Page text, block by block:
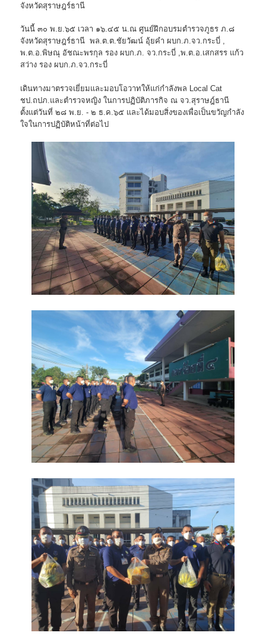
จังหวัดสุราษฎร์ธานี
️วันนี้ ๓๐ พ.ย.๖๕ เวลา ๑๖.๔๕ น.ณ ศูนย์ฝึกอบรมตำรวจภูธร ภ.๘
จังหวัดสุราษฎร์ธานี พล.ต.ต.ชัยวัฒน์ อุ้ยคำ ผบก.ภ.จว.กระบี่ ,
พ.ต.อ.พิษณุ อัชณะพรกุล รอง ผบก.ภ. จว.กระบี่ ,พ.ต.อ.เสกสรร แก้ว
สว่าง รอง ผบก.ภ.จว.กระบี่
️เดินทางมาตรวจเยี่ยมและมอบโอวาทให้แก่กำลังพล Local Cat
ชป.ถปภ.และตำรวจหญิง ในการปฏิบัติภารกิจ ณ จว.สุราษฎ์ธานี
ตั้งแต่วันที่ ๒๘ พ.ย. - ๒ ธ.ค.๖๕ และได้มอบสิ่งของเพื่อเป็นขวัญกำลัง
ใจในการปฏิบัติหน้าที่ต่อไป